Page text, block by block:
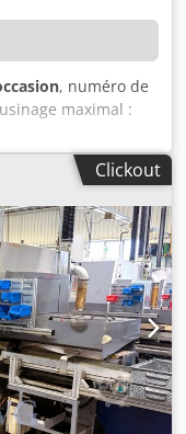
, numéro de
maximal :
: 300 mm,
unité de filtration,
gauche), année
22171258, poids :
d’évacuation des
Clickout